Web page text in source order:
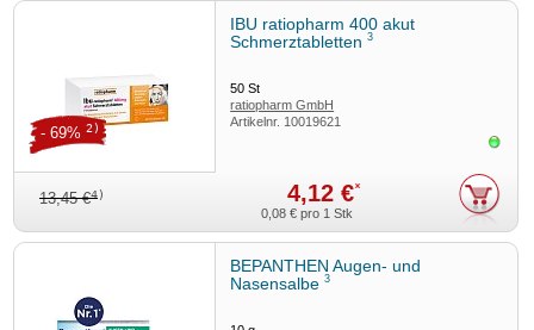
IBU ratiopharm 400 akut
Schmerztabletten3
50St
ratiopharm GmbH
Artikelnr. 10019621
13,45 €4) 4,12 €*
- 69% 2)
0,08 € pro 1 Stk
BEPANTHEN Augen- und
Nasensalbe3